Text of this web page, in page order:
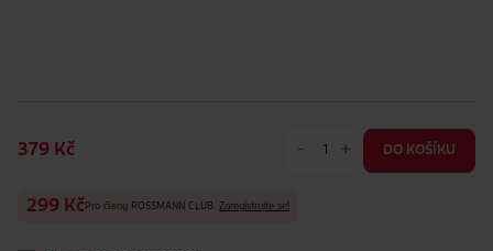
379 Kč - + DO KOŠÍKU
299 Kč Pro členy ROSSMANN CLUB. Zaregistrujte se!